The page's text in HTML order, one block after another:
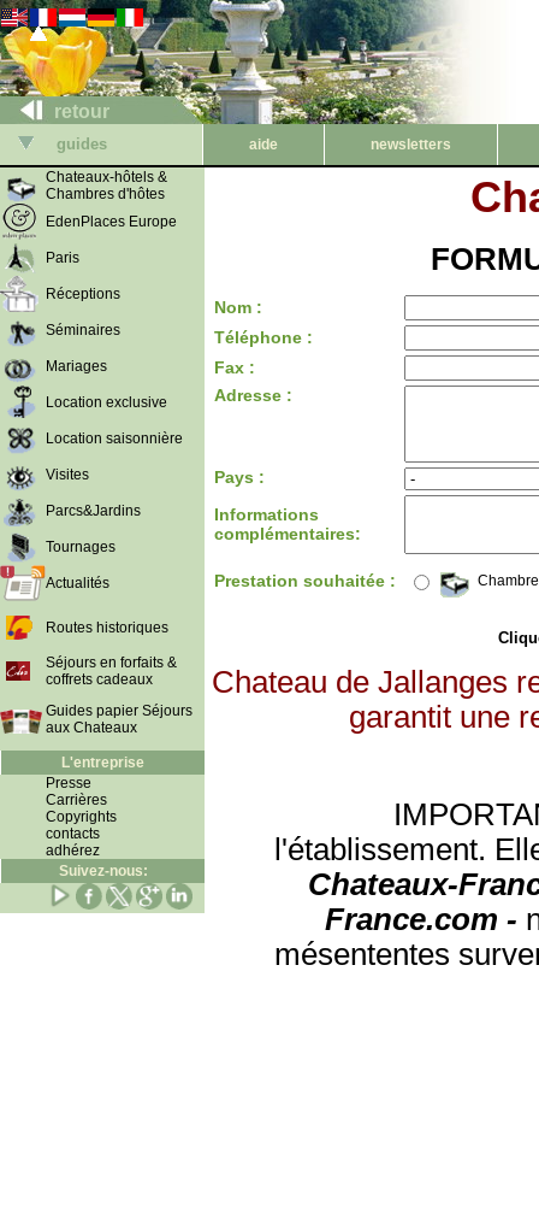
retour
guides aide
newsletters
Chateaux-hôtels &
Chambres d'hôtes
EdenPlaces Europe
Paris
Réceptions
Séminaires
Mariages
Location exclusive
Location saisonnière
Visites
Parcs&Jardins
Tournages
Actualités
Routes historiques
Séjours en forfaits &
coffrets cadeaux
Guides papier Séjours
aux Chateaux
L'entreprise
Presse
Carrières
Copyrights
contacts
adhérez
Suivez-nous:
Nom :
Téléphone :
Fax :
Adresse :
Pays :
Informations
complémentaires:
Prestation souhaitée :
Chateau de Jallanges
garantit une
l'établissement.
Chateaux-
France.com -
mésententes